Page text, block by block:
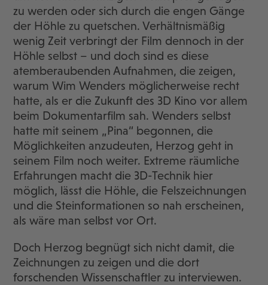
zu werden oder sich durch die engen Gänge
der Höhle zu quetschen. Verhältnismäßig
wenig Zeit verbringt der Film dennoch in der
Höhle selbst – und doch sind es diese
atemberaubenden Aufnahmen, die zeigen,
warum Wim Wenders möglicherweise recht
hatte, als er die Zukunft des 3D Kino vor allem
beim Dokumentarfilm sah. Wenders selbst
hatte mit seinem „Pina“ begonnen, die
Möglichkeiten anzudeuten, Herzog geht in
seinem Film noch weiter. Extreme räumliche
Erfahrungen macht die 3D-Technik hier
möglich, lässt die Höhle, die Felszeichnungen
und die Steinformationen so nah erscheinen,
als wäre man selbst vor Ort.
Doch Herzog begnügt sich nicht damit, die
Zeichnungen zu zeigen und die dort
forschenden Wissenschaftler zu interviewen.